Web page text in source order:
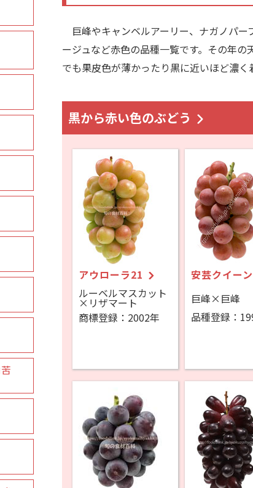
巨峰やキャンベルアーリー、ナガノパー
ージュなど赤色の品種一覧です。その年
でも果皮色が薄かったり黒に近いほど濃く
黒から赤い色のぶどう
アウローラ21
ルーベルマスカット
×リザマート
商標登録：2002年
安芸クイーン
巨峰×巨峰
品種登録：